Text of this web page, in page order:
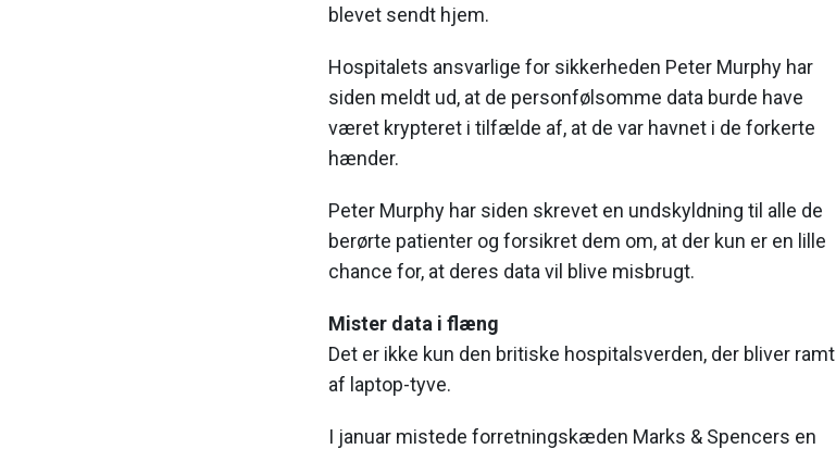
blevet sendt hjem.
Hospitalets ansvarlige for sikkerheden Peter Murphy har
siden meldt ud, at de personfølsomme data burde have
været krypteret i tilfælde af, at de var havnet i de forkerte
hænder.
Peter Murphy har siden skrevet en undskyldning til alle de
berørte patienter og forsikret dem om, at der kun er en lille
chance for, at deres data vil blive misbrugt.
Mister data i flæng
Det er ikke kun den britiske hospitalsverden, der bliver ramt
af laptop-tyve.
I januar mistede forretningskæden Marks & Spencers en